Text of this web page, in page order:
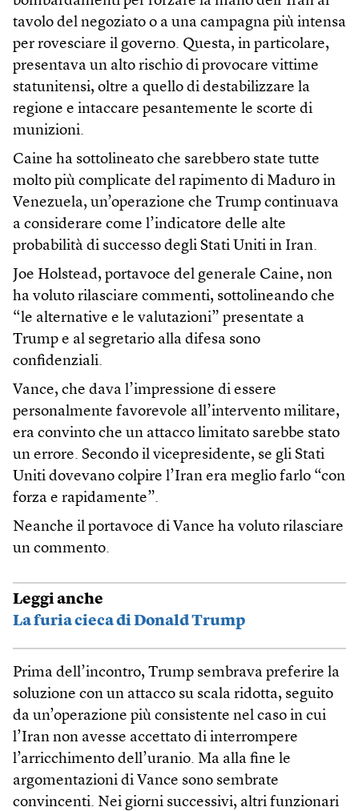
tavolo del negoziato o a una campagna più intensa
per rovesciare il governo. Questa, in particolare,
presentava un alto rischio di provocare vittime
statunitensi, oltre a quello di destabilizzare la
regione e intaccare pesantemente le scorte di
munizioni.
Caine ha sottolineato che sarebbero state tutte
molto più complicate del rapimento di Maduro in
Venezuela, un’operazione che Trump continuava
a considerare come l’indicatore delle alte
probabilità di successo degli Stati Uniti in Iran.
Joe Holstead, portavoce del generale Caine, non
ha voluto rilasciare commenti, sottolineando che
“le alternative e le valutazioni” presentate a
Trump e al segretario alla difesa sono
confidenziali.
Vance, che dava l’impressione di essere
personalmente favorevole all’intervento militare,
era convinto che un attacco limitato sarebbe stato
un errore. Secondo il vicepresidente, se gli Stati
Uniti dovevano colpire l’Iran era meglio farlo “con
forza e rapidamente”.
Neanche il portavoce di Vance ha voluto rilasciare
un commento.
Leggi anche
La furia cieca di Donald Trump
Prima dell’incontro, Trump sembrava preferire la
soluzione con un attacco su scala ridotta, seguito
da un’operazione più consistente nel caso in cui
l’Iran non avesse accettato di interrompere
l’arricchimento dell’uranio. Ma alla fine le
argomentazioni di Vance sono sembrate
convincenti. Nei giorni successivi, altri funzionari